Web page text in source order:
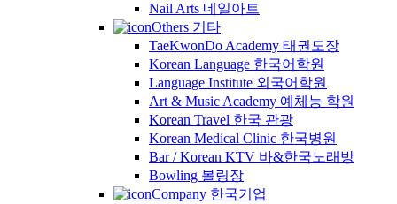
Nail Arts 네일아트
Others 기타
TaeKwonDo Academy 태권도장
Korean Language 한국어학원
Language Institute 외국어학원
Art & Music Academy 예체능 학원
Korean Travel 한국 관광
Korean Medical Clinic 한국병원
Bar / Korean KTV 바&한국노래방
Bowling 볼링장
Company 한국기업